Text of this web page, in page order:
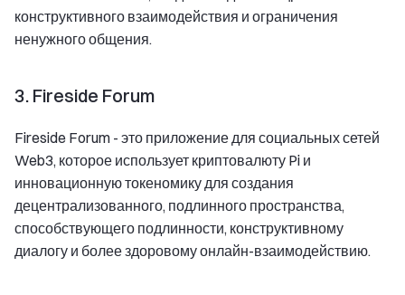
конструктивного взаимодействия и ограничения
ненужного общения.
3. Fireside Forum
Fireside Forum - это приложение для социальных сетей
Web3, которое использует криптовалюту Pi и
инновационную токеномику для создания
децентрализованного, подлинного пространства,
способствующего подлинности, конструктивному
диалогу и более здоровому онлайн-взаимодействию.